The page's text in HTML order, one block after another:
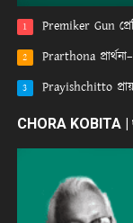
1 Premiker Gun
2 Prarthona
3 Prayishchitto
CHORA KOBITA |